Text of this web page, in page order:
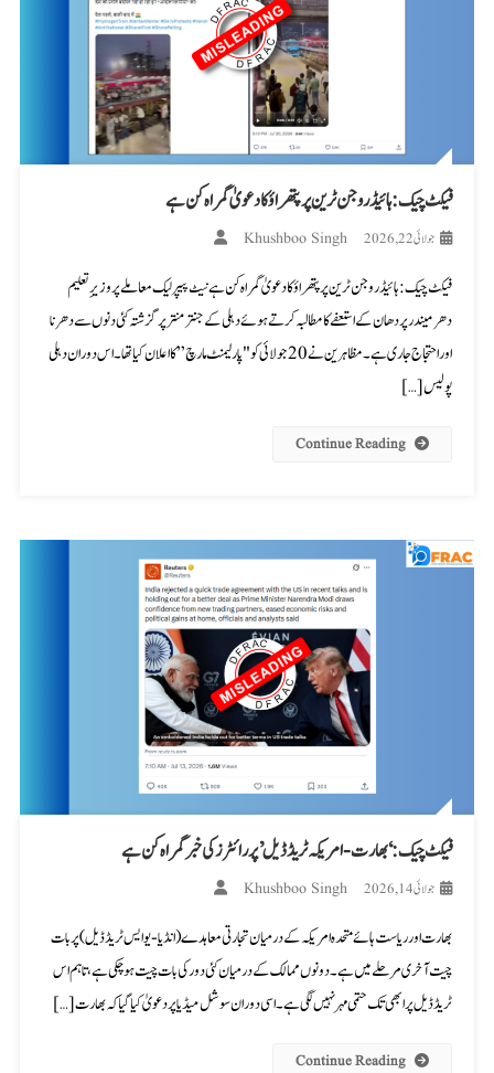
فیکٹ چیک: ہائیڈروجن ٹرین پر پتھراؤ کا دعویٰ گمراہ کن ہے
جولائی 22, 2026 Khushboo Singh
فیکٹ چیک: ہائیڈروجن ٹرین پر پتھراؤ کا دعویٰ گمراہ کن ہے نیٹ پیپر لیک معاملے پر وزیرِ تعلیم
دھرمیندر پردھان کے استعفے کا مطالبہ کرتے ہوئے دہلی کے جنتر منتر پر گزشتہ کئی دنوں سے دھرنا
اور احتجاج جاری ہے۔ مظاہرین نے 20 جولائی کو "پارلیمنٹ مارچ” کا اعلان کیا تھا۔ اس دوران دہلی
پولیس […]
Continue Reading
فیکٹ چیک: ‘بھارت-امریکہ ٹریڈ ڈیل’ پر رائٹرز کی خبر گمراہ کن ہے
جولائی 14, 2026 Khushboo Singh
بھارت اور ریاست ہائے متحدہ امریکہ کے درمیان تجارتی معاہدے (انڈیا-یو ایس ٹریڈ ڈیل) پر بات
چیت آخری مرحلے میں ہے۔ دونوں ممالک کے درمیان کئی دور کی بات چیت ہو چکی ہے، تاہم اس
ٹریڈ ڈیل پر ابھی تک حتمی مہر نہیں لگی ہے۔ اسی دوران سوشل میڈیا پر دعویٰ کیا گیا کہ بھارت […]
Continue Reading